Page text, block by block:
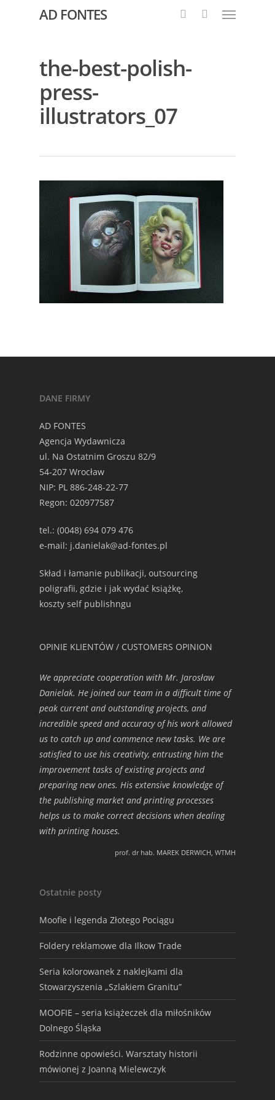
AD FONTES
the-best-polish-
press-
illustrators_07
DANE FIRMY
AD FONTES
Agencja Wydawnicza
ul. Na Ostatnim Groszu 82/9
54-207 Wrocław
NIP: PL 886-248-22-77
Regon: 020977587
tel.: (0048) 694 079 476
e-mail: j.danielak@ad-fontes.pl
Skład i łamanie publikacji, outsourcing
poligrafii, gdzie i jak wydać książkę,
koszty self publishngu
OPINIE KLIENTÓW / CUSTOMERS OPINION
We appreciate cooperation with Mr. Jarosław
Danielak. He joined our team in a difficult time of
peak current and outstanding projects, and
incredible speed and accuracy of his work allowed
us to catch up and commence new tasks. We are
satisfied to use his creativity, entrusting him the
improvement tasks of existing projects and
preparing new ones. His extensive knowledge of
the publishing market and printing processes
helps us to make correct decisions when dealing
with printing houses.
prof. dr hab. MAREK DERWICH, WTMH
Ostatnie posty
Moofie i legenda Złotego Pociągu
Foldery reklamowe dla Ilkow Trade
Seria kolorowanek z naklejkami dla
Stowarzyszenia „Szlakiem Granitu”
MOOFIE – seria książeczek dla miłośników
Dolnego Śląska
Rodzinne opowieści. Warsztaty historii
mówionej z Joanną Mielewczyk